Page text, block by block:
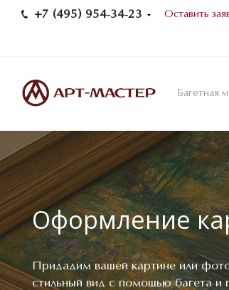
+7 (495) 954-34-23 Оставить
Багетная
Оформление
Придадим вашей картине или
стильный вид с помощью багета и